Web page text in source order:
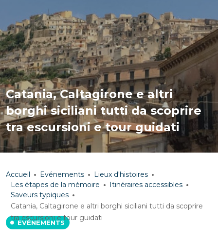
Catania, Caltagirone e altri
borghi siciliani tutti da scoprire
tra escursioni e tour guidati
Accueil Evénements
Lieux d'histoires
Les étapes de la mémoire
Itinéraires accessibles
Saveurs typiques
Catania, Caltagirone e altri borghi siciliani tutti da scoprire
tra escursioni e tour guidati
EVÉNEMENTS